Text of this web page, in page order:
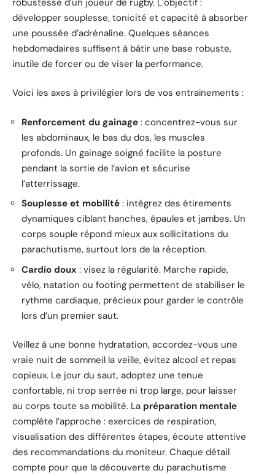
développer souplesse, tonicité et capacité à absorber
une poussée d’adrénaline. Quelques séances
hebdomadaires suffisent à bâtir une base robuste,
inutile de forcer ou de viser la performance.
Voici les axes à privilégier lors de vos entraînements :
Renforcement du gainage : concentrez-vous sur
les abdominaux, le bas du dos, les muscles
profonds. Un gainage soigné facilite la posture
pendant la sortie de l’avion et sécurise
l’atterrissage.
Souplesse et mobilité : intégrez des étirements
dynamiques ciblant hanches, épaules et jambes. Un
corps souple répond mieux aux sollicitations du
parachutisme, surtout lors de la réception.
Cardio doux : visez la régularité. Marche rapide,
vélo, natation ou footing permettent de stabiliser le
rythme cardiaque, précieux pour garder le contrôle
lors d’un premier saut.
Veillez à une bonne hydratation, accordez-vous une
vraie nuit de sommeil la veille, évitez alcool et repas
copieux. Le jour du saut, adoptez une tenue
confortable, ni trop serrée ni trop large, pour laisser
au corps toute sa mobilité. La préparation mentale
complète l’approche : exercices de respiration,
visualisation des différentes étapes, écoute attentive
des recommandations du moniteur. Chaque détail
compte pour que la découverte du parachutisme